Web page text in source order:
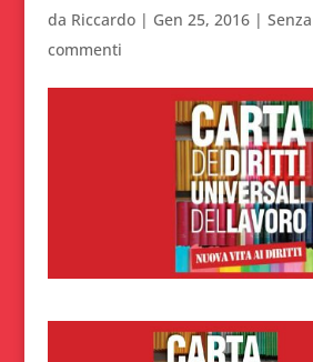
da Riccardo| Gen 25, 2016|
commenti